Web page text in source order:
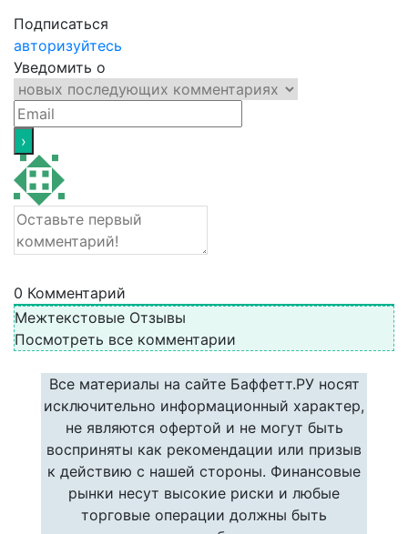
Подписаться
авторизуйтесь
Уведомить о
0 Комментарий
Межтекстовые Отзывы
Посмотреть все комментарии
Все материалы на сайте Баффетт.РУ носят
исключительно информационный характер,
не являются офертой и не могут быть
восприняты как рекомендации или призыв
к действию с нашей стороны. Финансовые
рынки несут высокие риски и любые
торговые операции должны быть